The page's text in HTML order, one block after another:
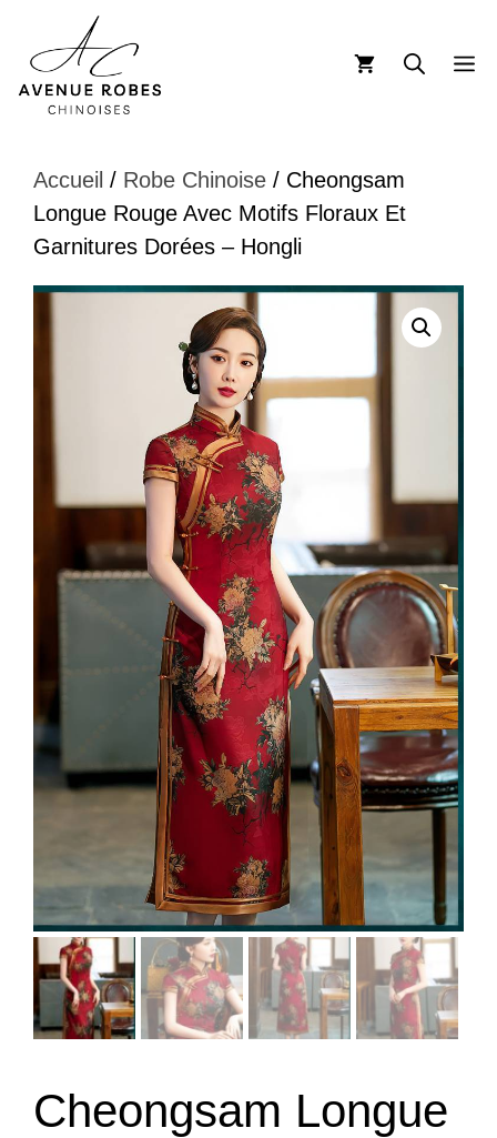
contenu
Accueil / Robe Chinoise / Cheongsam
Longue Rouge Avec Motifs Floraux Et
Garnitures Dorées – Hongli
Cheongsam Longue